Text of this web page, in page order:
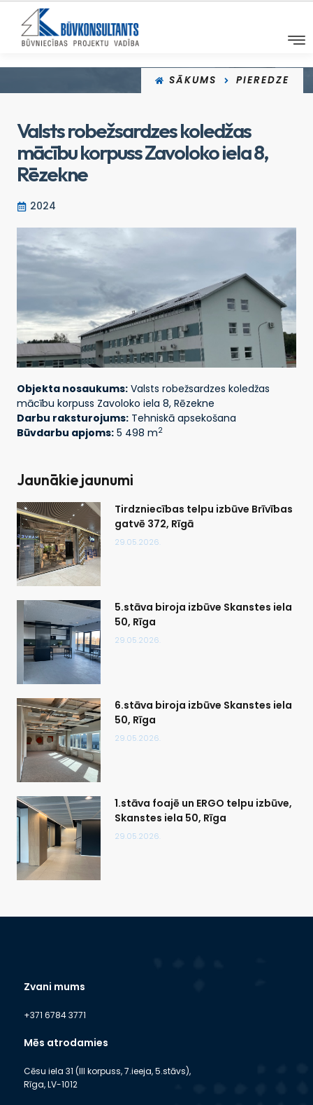
SĀKUMS PIEREDZE
Valsts robežsardzes koledžas
mācību korpuss Zavoloko iela 8,
Rēzekne
2024
Objekta nosaukums: Valsts robežsardzes koledžas
mācību korpuss Zavoloko iela 8, Rēzekne
Darbu raksturojums: Tehniskā apsekošana
Būvdarbu apjoms: 5 498 m2
Jaunākie jaunumi
Tirdzniecības telpu izbūve Brīvības
gatvē 372, Rīgā
29.05.2026.
5.stāva biroja izbūve Skanstes iela
50, Rīga
29.05.2026.
6.stāva biroja izbūve Skanstes iela
50, Rīga
29.05.2026.
1.stāva foajē un ERGO telpu izbūve,
Skanstes iela 50, Rīga
29.05.2026.
Zvani mums
+371 6784 3771
Mēs atrodamies
Cēsu iela 31 (III korpuss, 7.ieeja, 5.stāvs),
Rīga, LV-1012